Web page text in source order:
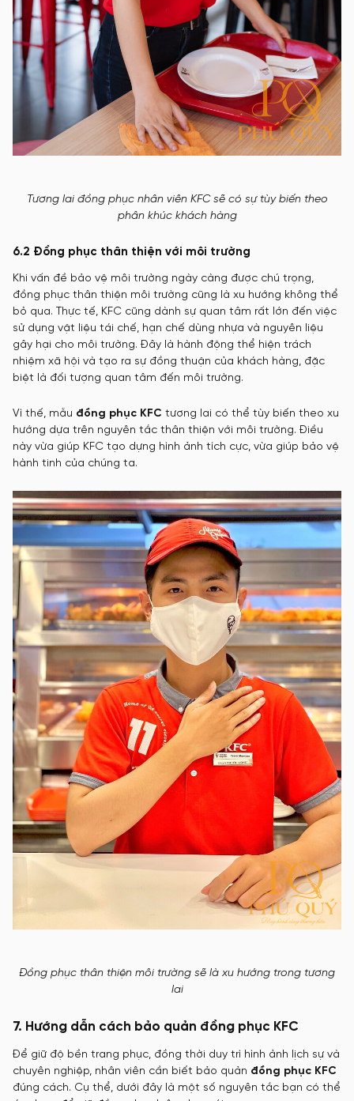
Tương lai đồng phục nhân viên KFC sẽ có sự tùy biến theo
phân khúc khách hàng
6.2 Đồng phục thân thiện với môi trường
Khi vấn đề bảo vệ môi trường ngày càng được chú trọng,
đồng phục thân thiện môi trường cũng là xu hướng không thể
bỏ qua. Thực tế, KFC cũng dành sự quan tâm rất lớn đến việc
sử dụng vật liệu tái chế, hạn chế dùng nhựa và nguyên liệu
gây hại cho môi trường. Đây là hành động thể hiện trách
nhiệm xã hội và tạo ra sự đồng thuận của khách hàng, đặc
biệt là đối tượng quan tâm đến môi trường.
Vì thế, mẫu đồng phục KFC tương lai có thể tùy biến theo xu
hướng dựa trên nguyên tắc thân thiện với môi trường. Điều
này vừa giúp KFC tạo dựng hình ảnh tích cực, vừa giúp bảo vệ
hành tinh của chúng ta.
Đồng phục thân thiện môi trường sẽ là xu hướng trong tương
lai
7. Hướng dẫn cách bảo quản đồng phục KFC
Để giữ độ bền trang phục, đồng thời duy trì hình ảnh lịch sự và
chuyên nghiệp, nhân viên cần biết bảo quản đồng phục KFC
đúng cách. Cụ thể, dưới đây là một số nguyên tắc bạn có thể